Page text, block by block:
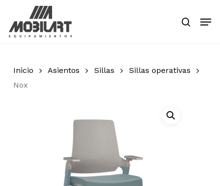
main
search
Inicio Asientos Sillas
Sillas operativas
Nox